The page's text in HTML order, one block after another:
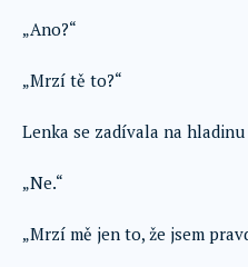
„Ano?“
„Mrzí tě to?“
Lenka se zadívala na hladinu
„Ne.“
„Mrzí mě jen to, že jsem